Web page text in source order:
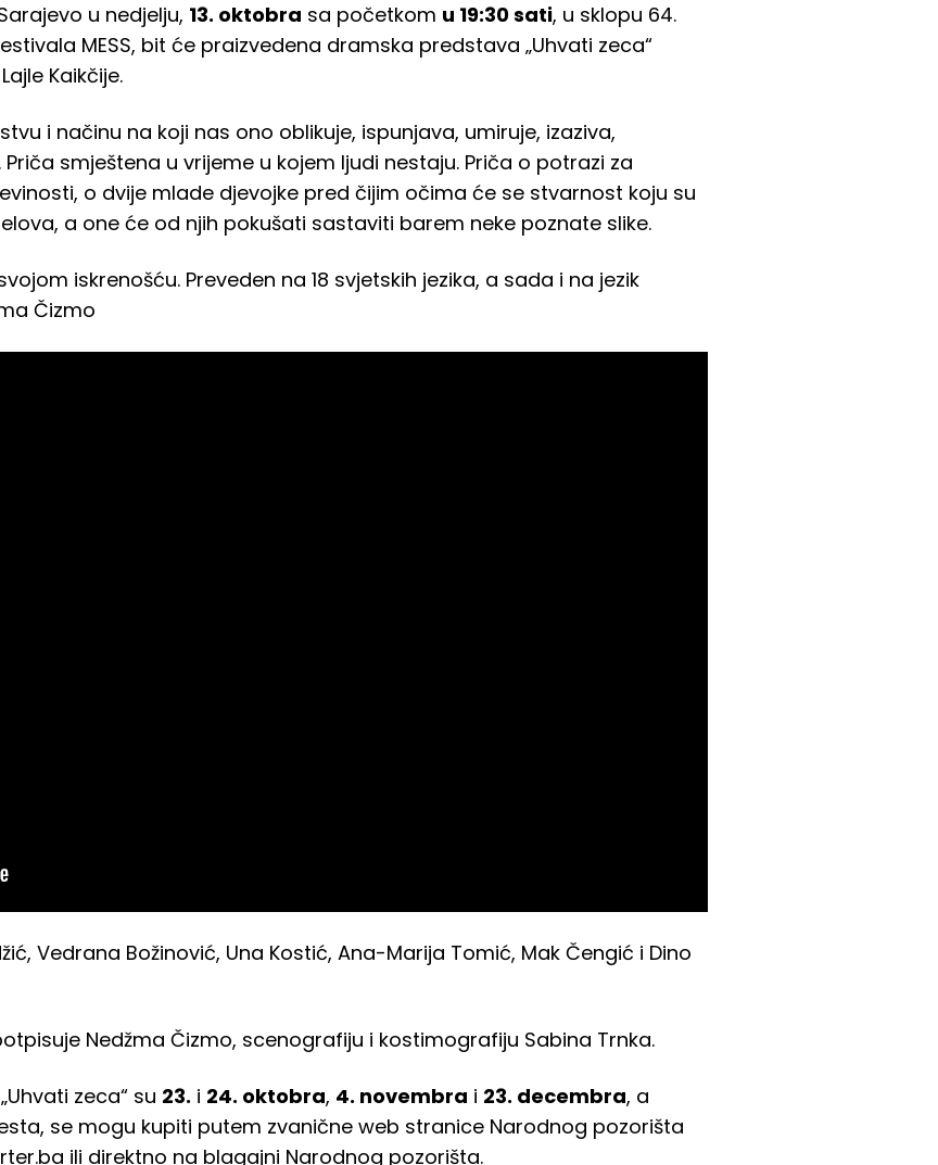
u nedjelju, 13. oktobra sa početkom u 19:30 sati, u sklopu 64.
MESS, bit će praizvedena dramska predstava „Uhvati zeca“
Kaikčije.
i načinu na koji nas ono oblikuje, ispunjava, umiruje, izaziva,
smještena u vrijeme u kojem ljudi nestaju. Priča o potrazi za
o dvije mlade djevojke pred čijim očima će se stvarnost koju su
a one će od njih pokušati sastaviti barem neke poznate slike.
iskrenošću. Preveden na 18 svjetskih jezika, a sada i na jezik
Čizmo
Vedrana Božinović, Una Kostić, Ana-Marija Tomić, Mak Čengić i Dino
Nedžma Čizmo, scenografiju i kostimografiju Sabina Trnka.
zeca“ su 23. i 24. oktobra, 4. novembra i 23. decembra, a
se mogu kupiti putem zvanične web stranice Narodnog pozorišta
ili direktno na blagajni Narodnog pozorišta.